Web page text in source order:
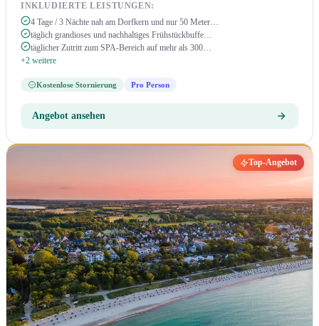
INKLUDIERTE LEISTUNGEN:
4 Tage / 3 Nächte nah am Dorfkern und nur 50 Meter…
täglich grandioses und nachhaltiges Frühstückbuffe…
täglicher Zutritt zum SPA-Bereich auf mehr als 300…
+2 weitere
Kostenlose Stornierung Pro Person
Angebot ansehen
Top-Angebot